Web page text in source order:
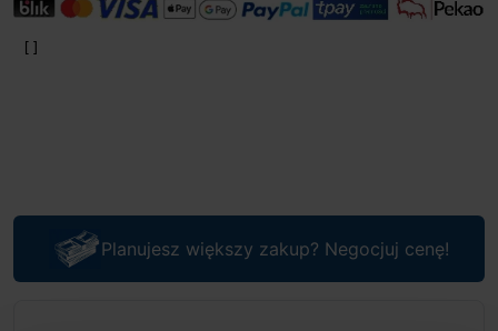
Planujesz większy zakup? Negocjuj cenę!